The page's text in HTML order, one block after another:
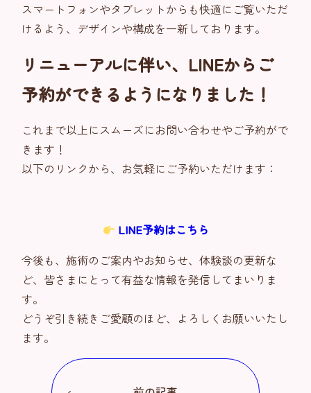
スマートフォンやタブレットからも快適にご覧いただ
けるよう、デザインや構成を一新しております。
リニューアルに伴い、LINEからご
予約ができるようになりました！
これまで以上にスムーズにお問い合わせやご予約がで
きます！
以下のリンクから、お気軽にご予約いただけます：
LINE予約はこちら
今後も、施術のご案内やお知らせ、体験談の更新な
ど、皆さまにとって有益な情報を発信してまいりま
す。
どうぞ引き続きご愛顧のほど、よろしくお願いいたし
ます。